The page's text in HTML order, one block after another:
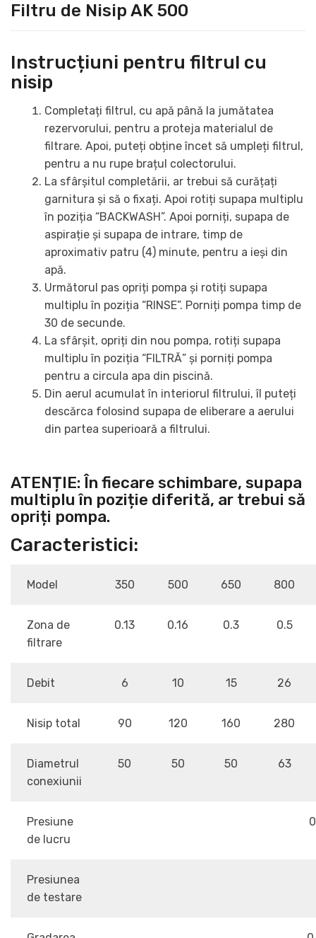
Filtru de Nisip AK 500
Instrucțiuni pentru filtrul cu
nisip
Completați filtrul, cu apă până la jumătatea
rezervorului, pentru a proteja materialul de
filtrare. Apoi, puteți obține încet să umpleți filtrul,
pentru a nu rupe brațul colectorului.
La sfârșitul completării, ar trebui să curățați
garnitura și să o fixați. Apoi rotiți supapa multiplu
în poziția “BACKWASH”. Apoi porniți, supapa de
aspirație și supapa de intrare, timp de
aproximativ patru (4) minute, pentru a ieși din
apă.
Următorul pas opriți pompa și rotiți supapa
multiplu în poziția “RINSE”. Porniți pompa timp de
30 de secunde.
La sfârșit, opriți din nou pompa, rotiți supapa
multiplu în poziția “FILTRĂ” și porniți pompa
pentru a circula apa din piscină.
Din aerul acumulat în interiorul filtrului, îl puteți
descărca folosind supapa de eliberare a aerului
din partea superioară a filtrului.
ATENȚIE: În fiecare schimbare, supapa
multiplu în poziție diferită, ar trebui să
opriți pompa.
Caracteristici:
Model 350 500 650 800
Zona de
filtrare
0.13 0.16 0.3 0.5
Debit 6 10 15 26
Nisip total 90 120 160 280
Diametrul
conexiunii
50 50 50 63
Presiune
de lucru
Presiunea
de testare